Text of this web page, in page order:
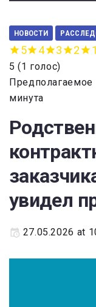
НОВОСТИ
5 4 3 2 1
5 (1 голос)
минута
увидел
27.05.2026 at